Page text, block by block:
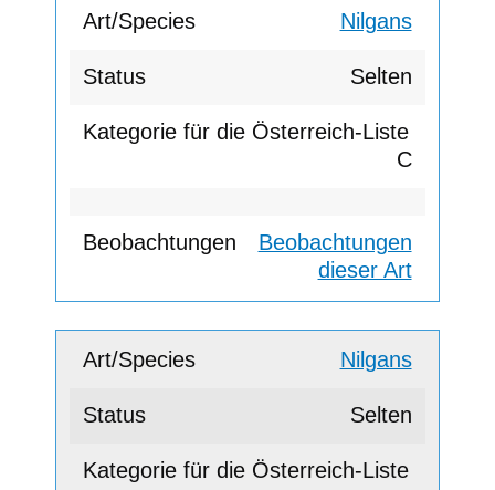
Nilgans
Selten
C
Beobachtungen
dieser Art
Nilgans
Selten